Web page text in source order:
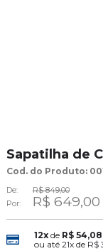
Sapatilha de
Cod. do Produto:
De:
R$ 849,00
Por:
R$ 649,00
12xde R$ 54,08
ou até 21xde R$